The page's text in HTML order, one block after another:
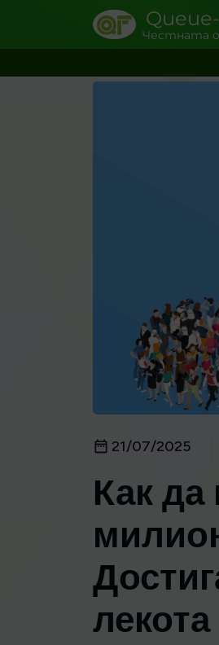
Честната
21/07/2025
Как
лекота